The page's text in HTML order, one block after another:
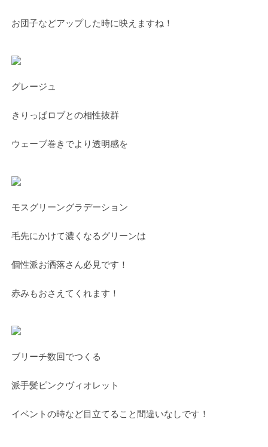
お団子などアップした時に映えますね！
グレージュ
きりっぱロブとの相性抜群
ウェーブ巻きでより透明感を
モスグリーングラデーション
毛先にかけて濃くなるグリーンは
個性派お洒落さん必見です！
赤みもおさえてくれます！
ブリーチ数回でつくる
派手髪ピンクヴィオレット
イベントの時など目立てること間違いなしです！